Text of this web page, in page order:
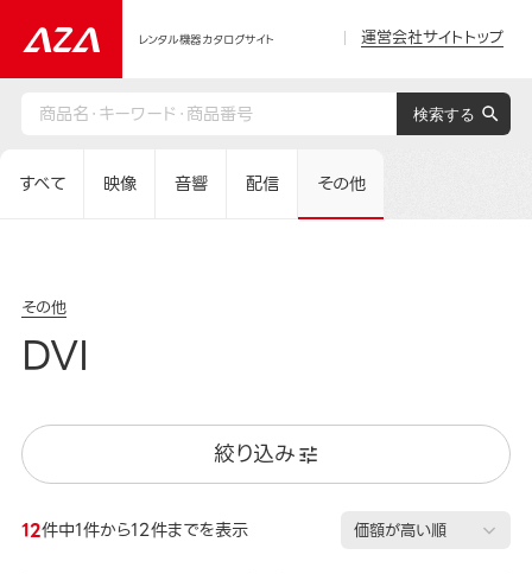
レンタル機器カタログサイト 運営会社サイトトップ
すべて 映像 音響 配信 その他
その他
DVI
絞り込み
12件中1件から12件までを表示